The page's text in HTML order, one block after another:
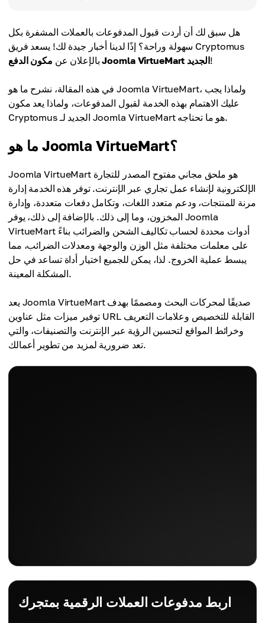
هل سبق لك أن أردت قبول المدفوعات بالعملات المشفرة بكل
سهولة وراحة؟ إذًا لدينا أخبار جيدة لك! يسعد فريق Cryptomus
بالإعلان عن
مكون الدفع Joomla VirtueMart الجديد!
في هذه المقالة، نشرح ما هو Joomla VirtueMart، ولماذا يجب
عليك الاهتمام بهذه الخدمة لقبول المدفوعات، ولماذا يعد مكون
Cryptomus الجديد لـ Joomla VirtueMart هو ما تحتاجه.
ما هو Joomla VirtueMart؟
Joomla VirtueMart هو ملحق مجاني مفتوح المصدر للتجارة
الإلكترونية لإنشاء عمل تجاري عبر الإنترنت. توفر هذه الخدمة إدارة
مرنة للمنتجات، ودعم متعدد اللغات، وتكامل دفعات متعددة، وإدارة
المخزون، وما إلى ذلك. بالإضافة إلى ذلك، يوفر Joomla
VirtueMart أدوات محددة لحساب تكاليف الشحن والضرائب بناءً
على معلمات مختلفة مثل الوزن والوجهة ومعدلات الضرائب، مما
يبسط عملية الخروج. لذا، يمكن للجميع اختيار أداة تساعد في حل
المشكلة المعينة.
يعد Joomla VirtueMart صديقًا لمحركات البحث ومصممًا بهدف
توفير ميزات مثل عناوين URL القابلة للتخصيص وعلامات التعريف
وخرائط المواقع لتحسين الرؤية عبر الإنترنت والتصنيفات، والتي
تعد ضرورية لمزيد من تطوير أعمالك.
اربط مدفوعات العملات الرقمية بمتجرك